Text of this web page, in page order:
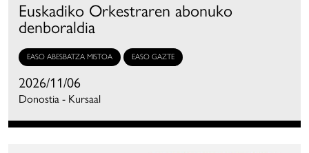
Euskadiko Orkestraren abonuko
denboraldia
EASO ABESBATZA MISTOA EASO GAZTE
2026/11/06
Donostia - Kursaal